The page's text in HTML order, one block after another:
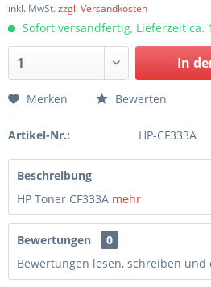
inkl. MwSt.zzgl. Versandkosten
Sofort versandfertig, Lieferzeit ca.
In
Merken Bewerten
Artikel-Nr.: HP-CF333A
Beschreibung
HP Toner CF333A mehr
Bewertungen
0
Bewertungen lesen, schreiben und